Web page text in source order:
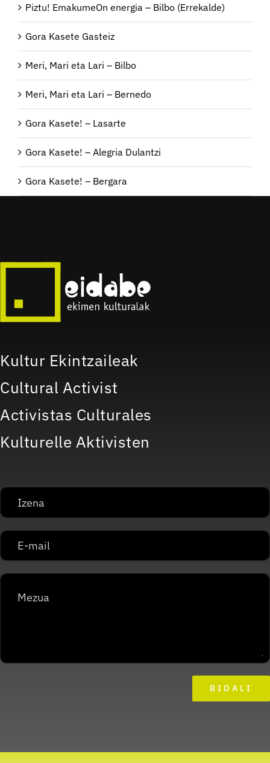
Piztu! EmakumeOn energia – Bilbo (Errekalde)
Gora Kasete Gasteiz
Meri, Mari eta Lari – Bilbo
Meri, Mari eta Lari – Bernedo
Gora Kasete! – Lasarte
Gora Kasete! – Alegria Dulantzi
Gora Kasete! – Bergara
Kultur Ekintzaileak
Cultural Activist
Activistas Culturales
Kulturelle Aktivisten
BIDALI